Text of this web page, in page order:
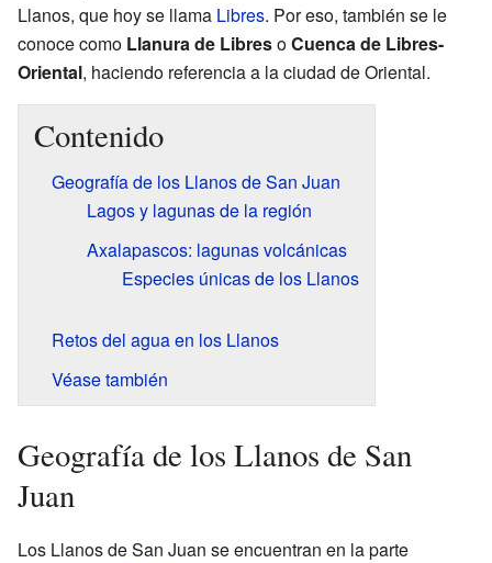
Llanos, que hoy se llama Libres. Por eso, también se le
conoce como Llanura de LibresoCuenca de Libres-
Oriental, haciendo referencia a la ciudad de Oriental.
Contenido
Geografía de los Llanos de San Juan
Lagos y lagunas de la región
Axalapascos: lagunas volcánicas
Especies únicas de los Llanos
Retos del agua en los Llanos
Véase también
Geografía de los Llanos de San
Juan
Los Llanos de San Juan se encuentran en la parte